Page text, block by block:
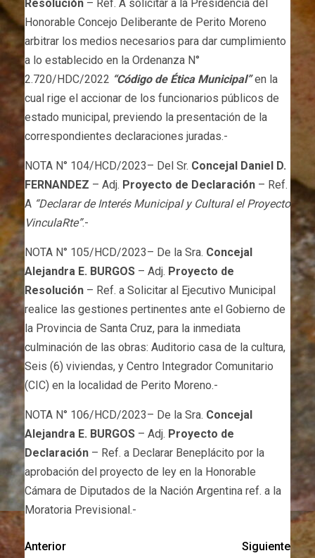
Resolución – Ref. A solicitar a la Presidencia del
Honorable Concejo Deliberante de Perito Moreno
arbitrar los medios necesarios para dar cumplimiento
a lo establecido en la Ordenanza N°
2.720/HDC/2022 “Código de Ética Municipal”en la
cual rige el accionar de los funcionarios públicos de
estado municipal, previendo la presentación de la
correspondientes declaraciones juradas.-
NOTA N° 104/HCD/2023– Del Sr. Concejal Daniel D.
FERNANDEZ – Adj. Proyecto de Declaración – Ref.
A “Declarar de Interés Municipal y Cultural el Proyecto
VinculaRte”.-
NOTA N° 105/HCD/2023– De la Sra. Concejal
Alejandra E. BURGOS – Adj. Proyecto de
Resolución – Ref. a Solicitar al Ejecutivo Municipal
realice las gestiones pertinentes ante el Gobierno de
la Provincia de Santa Cruz, para la inmediata
culminación de las obras: Auditorio casa de la cultura,
Seis (6) viviendas, y Centro Integrador Comunitario
(CIC) en la localidad de Perito Moreno.-
NOTA N° 106/HCD/2023– De la Sra. Concejal
Alejandra E. BURGOS – Adj. Proyecto de
Declaración – Ref. a Declarar Beneplácito por la
aprobación del proyecto de ley en la Honorable
Cámara de Diputados de la Nación Argentina ref. a la
Moratoria Previsional.-
Anterior
Siguiente